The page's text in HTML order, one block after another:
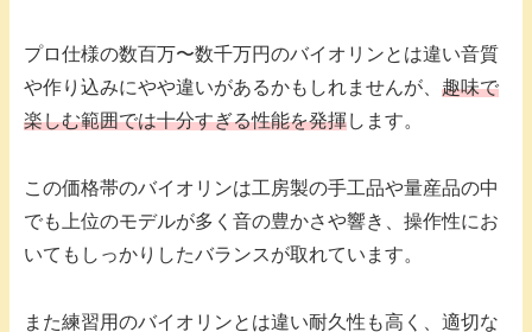
プロ仕様の数百万〜数千万円のバイオリンとは違い音質
や作り込みにやや違いがあるかもしれませんが、 趣味で
楽しむ範囲では十分すぎる性能を発揮します。
この価格帯のバイオリンは工房製の手工品や量産品の中
でも上位のモデルが多く音の豊かさや響き、操作性にお
いてもしっかりしたバランスが取れています。
また練習用のバイオリンとは違い耐久性も高く、適切な